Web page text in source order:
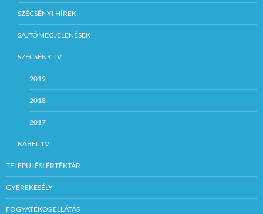
SZÉCSÉNYI HÍREK
SAJTÓMEGJELENÉSEK
SZÉCSÉNY TV
2019
2018
2017
KÁBEL TV
TELEPÜLÉSI ÉRTÉKTÁR
GYEREKESÉLY
FOGYATÉKOS ELLÁTÁS